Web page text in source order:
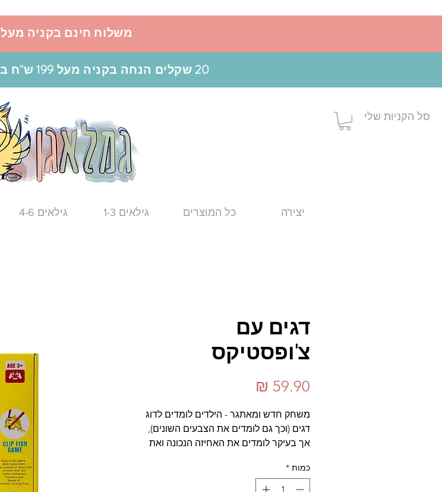
משלוח חינם בקניה מעל 299 ש"ח
20 שקלים הנחה בקניה מעל 199 ש"ח בשימוש בקופון MOM20
סל הקניות שלי
יצירה כל המוצרים גילאים 1-3 גילאים 4-6
דגים עם
צ'ופסטיקס
משחק חדש ומאתגר - הילדים לומדים לדוג
דגים (וכך גם לומדים את הצבעים השונים),
אך בעיקר לומדים את האחיזה הנכונה ואת
פינצטה. במקום חכות המשחק מציג
צ'ופסטיקס מפלסטיק אשר מאתגרים את
כמות *